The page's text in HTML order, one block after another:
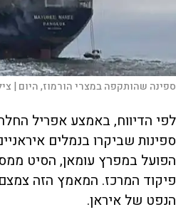
ספינה שהותקפה במצרי הורמוז, היום |
לפי הדיווח, באמצע אפריל
ספינות שביקרו בנמלים
פיקוד המרכז. המאמץ הזה
הנפט של איראן.